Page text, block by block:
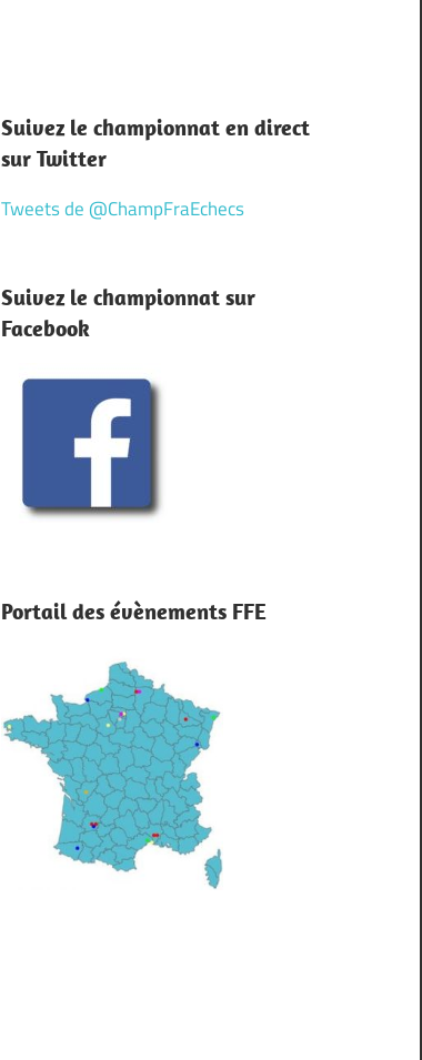
Suivez le championnat en direct
sur Twitter
Tweets de @ChampFraEchecs
Suivez le championnat sur
Facebook
Portail des évènements FFE